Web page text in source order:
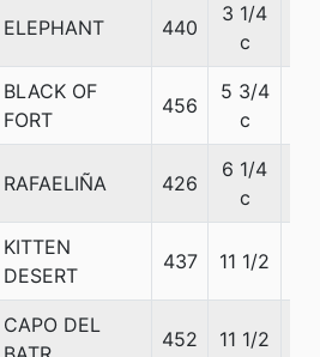
ELEPHANT 440
3 1/4
c
BLACK OF
FORT
456
5 3/4
c
RAFAELIÑA 426
6 1/4
c
KITTEN
DESERT
437 11 1/2
CAPO DEL
452 11 1/2